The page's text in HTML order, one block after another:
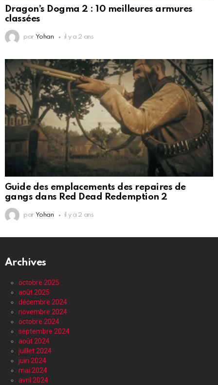
Dragon’s Dogma 2 : 10 meilleures armures
classées
par Yohan il y a 2 ans
Guide des emplacements des repaires de
gangs dans Red Dead Redemption 2
par Yohan il y a 2 ans
Archives
octobre 2025
août 2025
décembre 2024
novembre 2024
octobre 2024
septembre 2024
août 2024
juillet 2024
juin 2024
mai 2024
avril 2024